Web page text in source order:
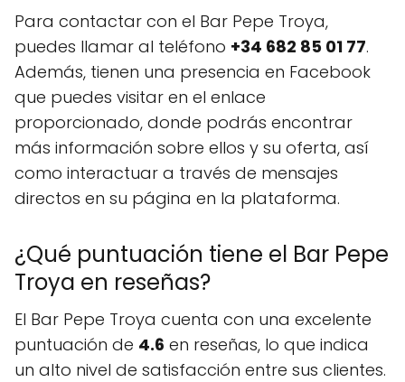
Para contactar con el Bar Pepe Troya,
puedes llamar al teléfono +34 682 85 01 77.
Además, tienen una presencia en Facebook
que puedes visitar en el enlace
proporcionado, donde podrás encontrar
más información sobre ellos y su oferta, así
como interactuar a través de mensajes
directos en su página en la plataforma.
¿Qué puntuación tiene el Bar Pepe
Troya en reseñas?
El Bar Pepe Troya cuenta con una excelente
puntuación de 4.6 en reseñas, lo que indica
un alto nivel de satisfacción entre sus clientes.